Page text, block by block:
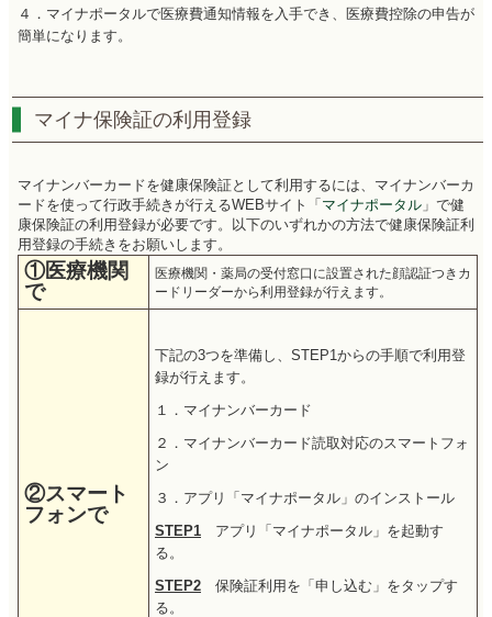
４．マイナポータルで医療費通知情報を入手でき、医療費控除の申告が
簡単になります。
マイナ保険証の利用登録
マイナンバーカードを健康保険証として利用するには、マイナンバーカ
ードを使って行政手続きが行えるWEBサイト「 マイナポータル 」で健
康保険証の利用登録が必要です。以下のいずれかの方法で健康保険証利
用登録の手続きをお願いします。
①医療機関
で
医療機関・薬局の受付窓口に設置された顔認証つきカ
ードリーダーから利用登録が行えます。
②スマート
フォンで
下記の3つを準備し、STEP1からの手順で利用登
録が行えます。
１．マイナンバーカード
２．マイナンバーカード読取対応のスマートフォ
ン
３．アプリ「マイナポータル」のインストール
STEP1 アプリ「マイナポータル」を起動す
る。
STEP2 保険証利用を「申し込む」をタップす
る。